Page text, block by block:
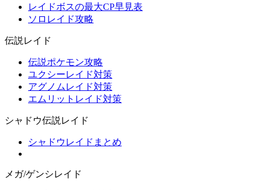
レイドボスの最大CP早見表
ソロレイド攻略
伝説レイド
伝説ポケモン攻略
ユクシーレイド対策
アグノムレイド対策
エムリットレイド対策
シャドウ伝説レイド
シャドウレイドまとめ
メガ/ゲンシレイド